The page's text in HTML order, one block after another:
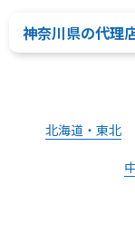
神奈川県の代理
北海道・東北